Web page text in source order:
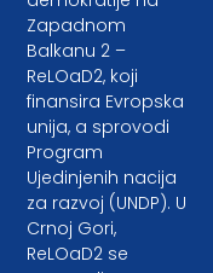
Zapadnom
Balkanu 2 –
ReLOaD2, koji
finansira Evropska
unija, a sprovodi
Program
Ujedinjenih nacija
za razvoj (UNDP). U
Crnoj Gori,
ReLOaD2 se